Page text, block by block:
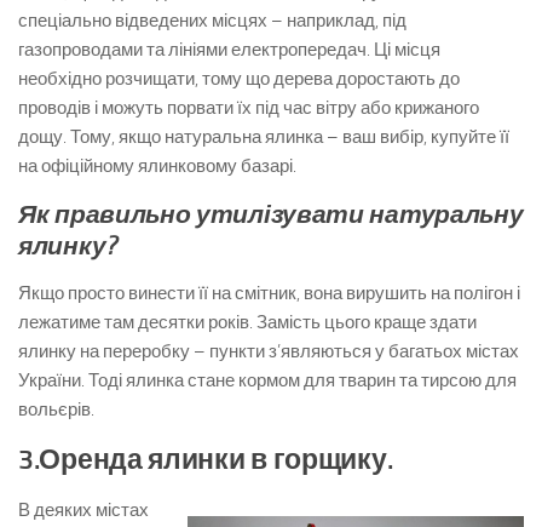
спеціально відведених місцях – наприклад, під
газопроводами та лініями електропередач. Ці місця
необхідно розчищати, тому що дерева доростають до
проводів і можуть порвати їх під час вітру або крижаного
дощу. Тому, якщо натуральна ялинка – ваш вибір, купуйте її
на офіційному ялинковому базарі.
Як правильно утилізувати натуральну
ялинку?
Якщо просто винести її на смітник, вона вирушить на полігон і
лежатиме там десятки років. Замість цього краще здати
ялинку на переробку – пункти з’являються у багатьох містах
України. Тоді ялинка стане кормом для тварин та тирсою для
вольєрів.
3.Оренда ялинки в горщику.
В деяких містах